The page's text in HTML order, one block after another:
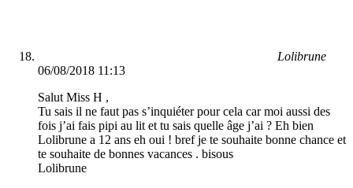
Lolibrune
06/08/2018 11:13
Salut Miss H ,
Tu sais il ne faut pas s’inquiéter pour cela car moi aussi des
fois j’ai fais pipi au lit et tu sais quelle âge j’ai ? Eh bien
Lolibrune a 12 ans eh oui ! bref je te souhaite bonne chance et
te souhaite de bonnes vacances . bisous
Lolibrune